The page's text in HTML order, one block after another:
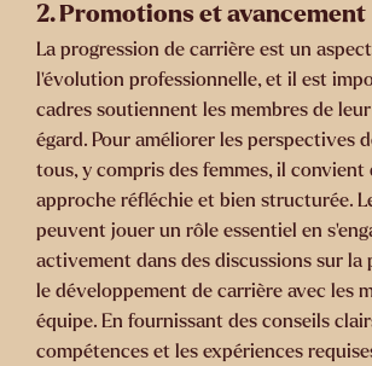
2. Promotions et avancement
La progression de carrière est un
l'évolution professionnelle, et il est
cadres soutiennent les membres de
égard. Pour améliorer les perspectives
tous, y compris des femmes, il
approche réfléchie et bien structurée.
peuvent jouer un rôle essentiel en
activement dans des discussions sur
le développement de carrière avec les
équipe. En fournissant des conseils
compétences et les expériences